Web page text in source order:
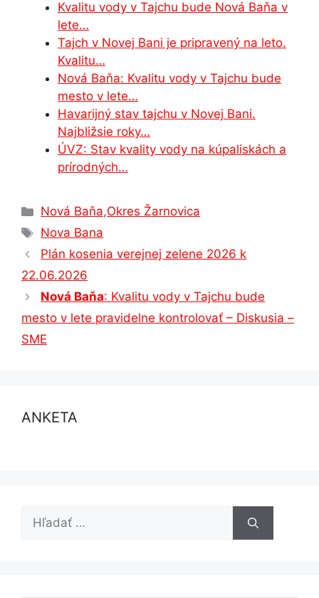
o
o
k
n
g
er
p n m
Kvalitu vody v Tajchu bude Nová Baňa v
lete…
Tajch v Novej Bani je pripravený na leto.
Kvalitu…
Nová Baňa: Kvalitu vody v Tajchu bude
mesto v lete…
Havarijný stav tajchu v Novej Bani.
Najbližsie roky…
ÚVZ: Stav kvality vody na kúpaliskách a
prírodných…
Kategórie
Nová Baňa,Okres Žarnovica
Značky
Nova Bana
Plán kosenia verejnej zelene 2026 k
22.06.2026
Nová Baňa: Kvalitu vody v Tajchu bude
mesto v lete pravidelne kontrolovať – Diskusia –
SME
ANKETA
Hľadať: